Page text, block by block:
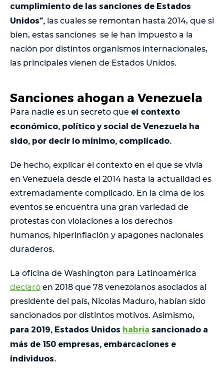
cumplimiento de las sanciones de Estados
Unidos”, las cuales se remontan hasta 2014, que si
bien, estas sanciones se le han impuesto a la
nación por distintos organismos internacionales,
las principales vienen de Estados Unidos.
Sanciones ahogan a Venezuela
Para nadie es un secreto que el contexto
económico, político y social de Venezuela ha
sido, por decir lo mínimo, complicado.
De hecho, explicar el contexto en el que se vivía
en Venezuela desde el 2014 hasta la actualidad es
extremadamente complicado. En la cima de los
eventos se encuentra una gran variedad de
protestas con violaciones a los derechos
humanos, hiperinflación y apagones nacionales
duraderos.
La oficina de Washington para Latinoamérica
declaró en 2018 que 78 venezolanos asociados al
presidente del país, Nicolas Maduro, habían sido
sancionados por distintos motivos. Asimismo,
para 2019, Estados Unidos habría sancionado a
más de 150 empresas, embarcaciones e
individuos.